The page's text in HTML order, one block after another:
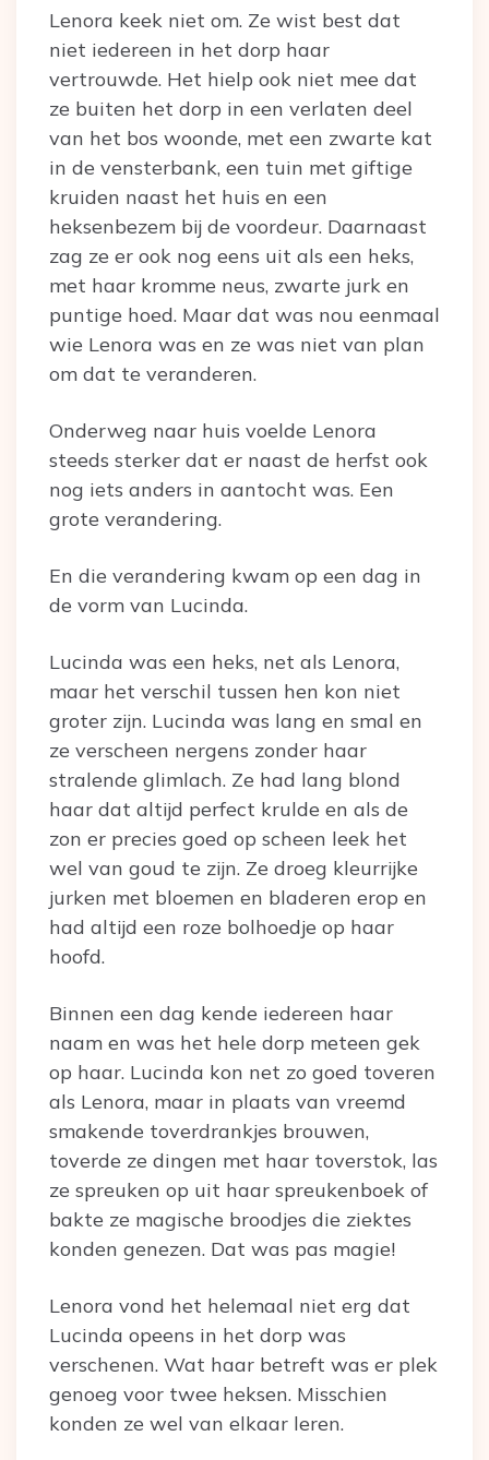
Lenora keek niet om. Ze wist best dat
niet iedereen in het dorp haar
vertrouwde. Het hielp ook niet mee dat
ze buiten het dorp in een verlaten deel
van het bos woonde, met een zwarte kat
in de vensterbank, een tuin met giftige
kruiden naast het huis en een
heksenbezem bij de voordeur. Daarnaast
zag ze er ook nog eens uit als een heks,
met haar kromme neus, zwarte jurk en
puntige hoed. Maar dat was nou eenmaal
wie Lenora was en ze was niet van plan
om dat te veranderen.
Onderweg naar huis voelde Lenora
steeds sterker dat er naast de herfst ook
nog iets anders in aantocht was. Een
grote verandering.
En die verandering kwam op een dag in
de vorm van Lucinda.
Lucinda was een heks, net als Lenora,
maar het verschil tussen hen kon niet
groter zijn. Lucinda was lang en smal en
ze verscheen nergens zonder haar
stralende glimlach. Ze had lang blond
haar dat altijd perfect krulde en als de
zon er precies goed op scheen leek het
wel van goud te zijn. Ze droeg kleurrijke
jurken met bloemen en bladeren erop en
had altijd een roze bolhoedje op haar
hoofd.
Binnen een dag kende iedereen haar
naam en was het hele dorp meteen gek
op haar. Lucinda kon net zo goed toveren
als Lenora, maar in plaats van vreemd
smakende toverdrankjes brouwen,
toverde ze dingen met haar toverstok, las
ze spreuken op uit haar spreukenboek of
bakte ze magische broodjes die ziektes
konden genezen. Dat was pas magie!
Lenora vond het helemaal niet erg dat
Lucinda opeens in het dorp was
verschenen. Wat haar betreft was er plek
genoeg voor twee heksen. Misschien
konden ze wel van elkaar leren.